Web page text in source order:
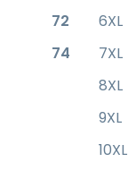
72
6XL
74
7XL
8XL
9XL
10XL